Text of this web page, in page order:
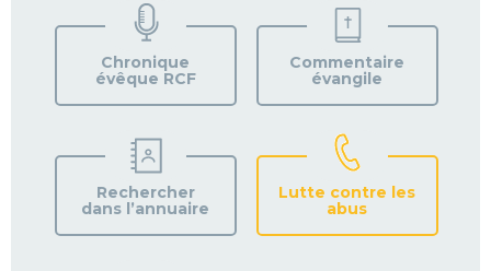
VOTRE
PAROISSE
Chronique
évêque RCF
Commentaire
évangile
Rechercher
dans l’annuaire
Lutte contre les
abus